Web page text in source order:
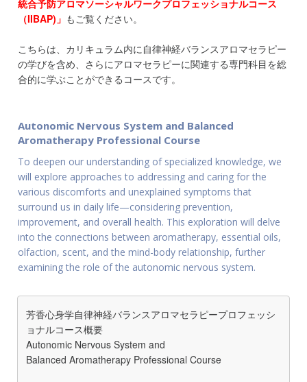
統合予防アロマソーシャルワークプロフェッショナルコース
（IIBAP)」 もご覧ください。
こちらは、カリキュラム内に自律神経バランスアロマセラピー
の学びを含め、さらにアロマセラピーに関連する専門科目を総
合的に学ぶことができるコースです。
Autonomic Nervous System and Balanced
Aromatherapy Professional Course
To deepen our understanding of specialized knowledge, we
will explore approaches to addressing and caring for the
various discomforts and unexplained symptoms that
surround us in daily life—considering prevention,
improvement, and overall health. This exploration will delve
into the connections between aromatherapy, essential oils,
olfaction, scent, and the mind-body relationship, further
examining the role of the autonomic nervous system.
芳香心身学自律神経バランスアロマセラピープロフェッシ
ョナルコース概要
Autonomic Nervous System and
Balanced Aromatherapy Professional Course